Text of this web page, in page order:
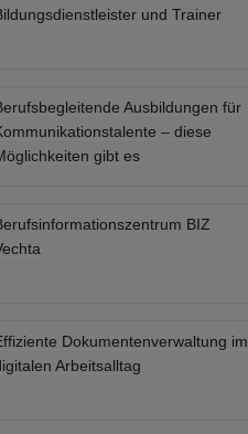
und Trainer
Ausbildungen für
– diese
gibt es
BIZ
Dokumentenverwaltung im
Arbeitsalltag